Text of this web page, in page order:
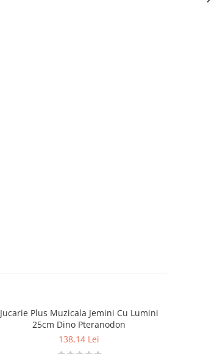
Jucarie Plus Muzicala Jemini Cu Lumini
25cm Dino Pteranodon
138,14 Lei